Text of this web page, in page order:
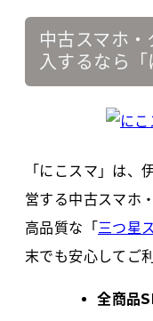
中古スマホ
入するなら「
「にこスマ」は
営する中古スマホ
高品質な「 三つ星
末でも安心してご
全商品